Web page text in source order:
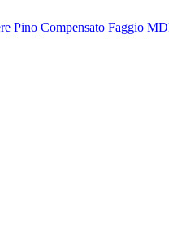
Pino Compensato Faggio